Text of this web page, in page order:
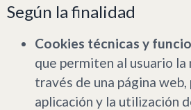
Según la finalidad
Cookies técnicas y
que permiten al usuario la
través de una página
aplicación y la utilización